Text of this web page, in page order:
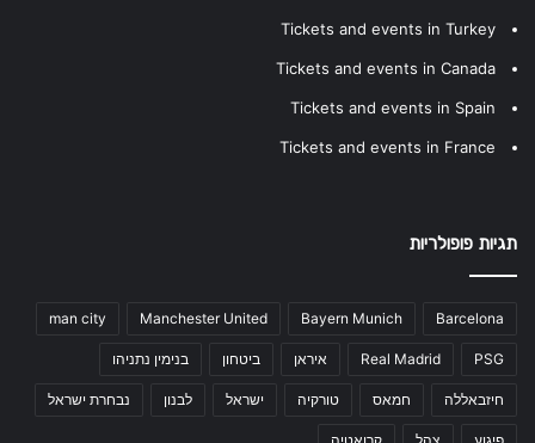
Tickets and events in Turkey
Tickets and events in Canada
Tickets and events in Spain
Tickets and events in France
תגיות פופולריות
Barcelona
Bayern Munich
Manchester United
man city
PSG
Real Madrid איראן ביטחון בנימין נתניהו
חיזבאללה חמאס טורקיה ישראל לבנון נבחרת ישראל